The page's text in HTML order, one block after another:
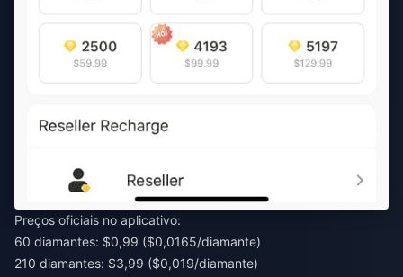
Preços oficiais no aplicativo:
60 diamantes: $0,99 ($0,0165/diamante)
210 diamantes: $3,99 ($0,019/diamante)